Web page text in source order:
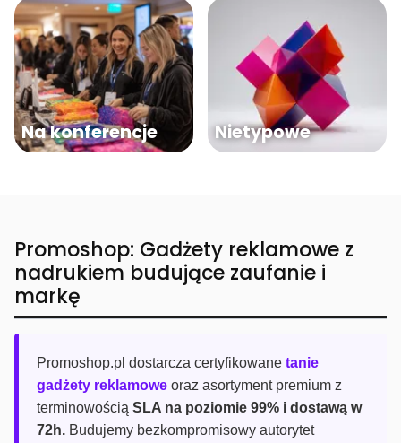
Na konferencje Nietypowe
Promoshop: Gadżety reklamowe z
nadrukiem budujące zaufanie i
markę
Promoshop.pl dostarcza certyfikowane tanie
gadżety reklamowe oraz asortyment premium z
terminowością SLA na poziomie 99% i dostawą w
72h. Budujemy bezkompromisowy autorytet